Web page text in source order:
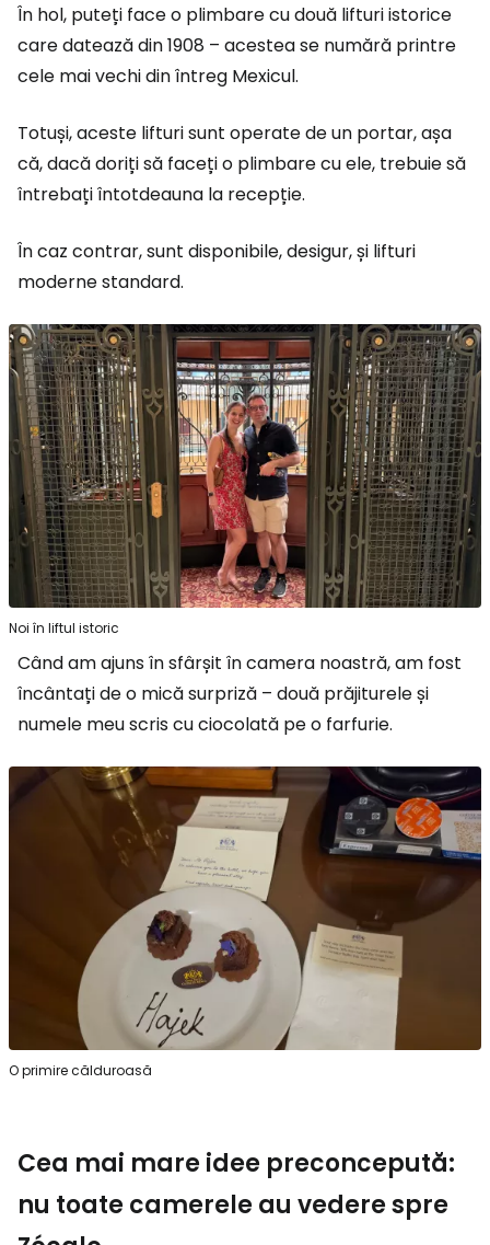
În hol, puteți face o plimbare cu două lifturi istorice
care datează din 1908 – acestea se numără printre
cele mai vechi din întreg Mexicul.
Totuși, aceste lifturi sunt operate de un portar, așa
că, dacă doriți să faceți o plimbare cu ele, trebuie să
întrebați întotdeauna la recepție.
În caz contrar, sunt disponibile, desigur, și lifturi
moderne standard.
Noi în liftul istoric
Când am ajuns în sfârșit în camera noastră, am fost
încântați de o mică surpriză – două prăjiturele și
numele meu scris cu ciocolată pe o farfurie.
O primire călduroasă
Cea mai mare idee preconcepută:
nu toate camerele au vedere spre